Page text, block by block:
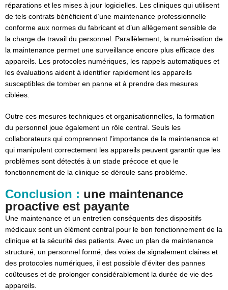
réparations et les mises à jour logicielles. Les cliniques qui utilisent
de tels contrats bénéficient d’une maintenance professionnelle
conforme aux normes du fabricant et d’un allègement sensible de
la charge de travail du personnel. Parallèlement, la numérisation de
la maintenance permet une surveillance encore plus efficace des
appareils. Les protocoles numériques, les rappels automatiques et
les évaluations aident à identifier rapidement les appareils
susceptibles de tomber en panne et à prendre des mesures
ciblées.
Outre ces mesures techniques et organisationnelles, la formation
du personnel joue également un rôle central. Seuls les
collaborateurs qui comprennent l’importance de la maintenance et
qui manipulent correctement les appareils peuvent garantir que les
problèmes sont détectés à un stade précoce et que le
fonctionnement de la clinique se déroule sans problème.
Conclusion : une maintenance
proactive est payante
Une maintenance et un entretien conséquents des dispositifs
médicaux sont un élément central pour le bon fonctionnement de la
clinique et la sécurité des patients. Avec un plan de maintenance
structuré, un personnel formé, des voies de signalement claires et
des protocoles numériques, il est possible d’éviter des pannes
coûteuses et de prolonger considérablement la durée de vie des
appareils.